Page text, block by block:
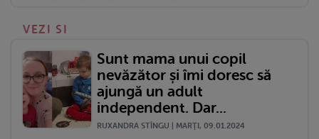
VEZI SI
Sunt mama unui copil
nevăzător și îmi doresc să
ajungă un adult
independent. Dar...
RUXANDRA STÎNGU | MARŢI, 09.01.2024